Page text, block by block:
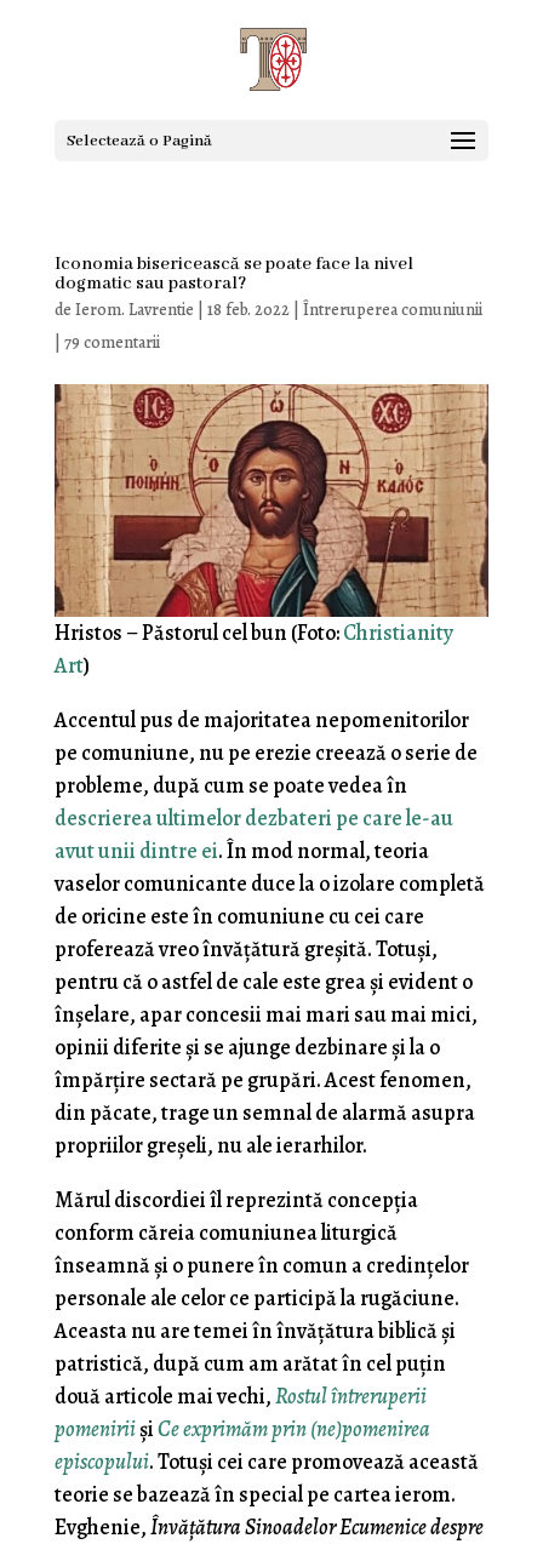
Selectează o Pagină
Iconomia bisericească se poate face la nivel
dogmatic sau pastoral?
de Ierom. Lavrentie 18 feb. 2022| Întreruperea comuniunii
79 comentarii
Hristos – Păstorul cel bun (Foto:Christianity
Art)
Accentul pus de majoritatea nepomenitorilor
pe comuniune, nu pe erezie creează o serie de
probleme, după cum se poate vedea în
descrierea ultimelor dezbateri pe care le-au
avut unii dintre ei. În mod normal, teoria
vaselor comunicante duce la o izolare completă
de oricine este în comuniune cu cei care
proferează vreo învățătură greșită. Totuși,
pentru că o astfel de cale este grea și evident o
înșelare, apar concesii mai mari sau mai mici,
opinii diferite și se ajunge dezbinare și la o
împărțire sectară pe grupări. Acest fenomen,
din păcate, trage un semnal de alarmă asupra
propriilor greșeli, nu ale ierarhilor.
Mărul discordiei îl reprezintă concepția
conform căreia comuniunea liturgică
înseamnă și o punere în comun a credințelor
personale ale celor ce participă la rugăciune.
Aceasta nu are temei în învățătura biblică și
patristică, după cum am arătat în cel puțin
două articole mai vechi,Rostul întreruperii
pomeniriișiCe exprimăm prin (ne)pomenirea
episcopului. Totuși cei care promovează această
teorie se bazează în special pe cartea ierom.
Evghenie,Învățătura Sinoadelor Ecumenice despre